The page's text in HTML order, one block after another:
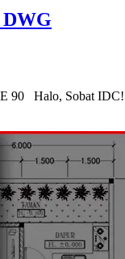
DWG
Sobat IDC!